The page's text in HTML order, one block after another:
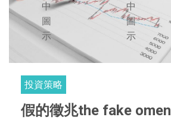
投資策略
假的徵兆the fake omen